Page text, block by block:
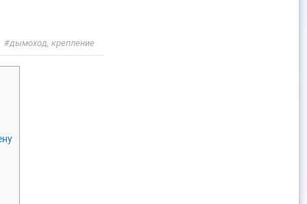
дымоход, крепление